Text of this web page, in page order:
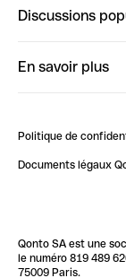
ClubQonto
Discussions
Impact de l'IA
En savoir plus
Blog
Newsroom
Glossaire
Politique de
Documents légaux
Qonto SA est une
le numéro 819 489
75009 Paris.